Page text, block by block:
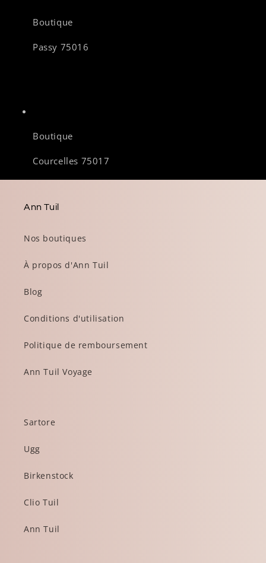
Boutique
Passy 75016
Boutique
Courcelles 75017
Ann Tuil
Nos boutiques
À propos d'Ann Tuil
Blog
Conditions d'utilisation
Politique de remboursement
Ann Tuil Voyage
Sartore
Ugg
Birkenstock
Clio Tuil
Ann Tuil